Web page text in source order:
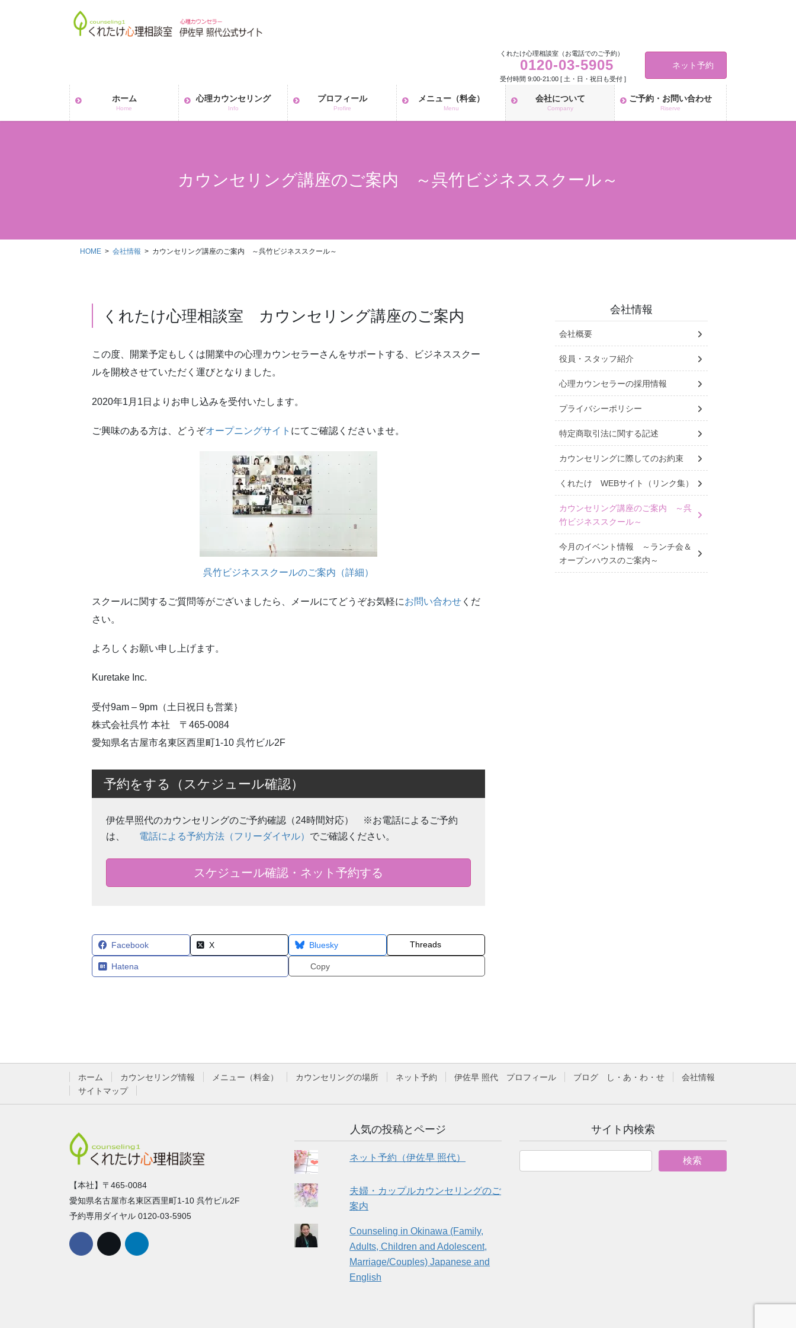
ッ
移
くれたけ心理相談室（お電話でのご予約）
0120-03-5905
受付時間 9:00-21:00 [ 土・日・祝日も受付 ]
ネット予約
ホーム
Home
心理カウンセリング
Info
プロフィール
Profire
メニュー（料金）
Menu
会社について
Company
ご予約・お問い合わせ
Riserve
カウンセリング講座のご案内 ～呉竹ビジネススクール～
HOME 会社情報 カウンセリング講座のご案内 ～呉竹ビジネススクール～
くれたけ心理相談室 カウンセリング講座のご案内
この度、開業予定もしくは開業中の心理カウンセラーさんをサポートする、ビジネススクー
ルを開校させていただく運びとなりました。
2020年1月1日よりお申し込みを受付いたします。
ご興味のある方は、どうぞオープニングサイト にてご確認くださいませ。
呉竹ビジネススクールのご案内（詳細）
スクールに関するご質問等がございましたら、メールにてどうぞお気軽にお問い合わせ くだ
さい。
よろしくお願い申し上げます。
Kuretake Inc.
受付9am – 9pm（土日祝日も営業｝
株式会社呉竹 本社 〒465-0084
愛知県名古屋市名東区西里町1-10 呉竹ビル2F
予約をする（スケジュール確認）
伊佐早照代のカウンセリングのご予約確認（24時間対応） ※お電話によるご予約
は、
電話による予約方法（フリーダイヤル） でご確認ください。
スケジュール確認・ネット予約する
Facebook X Bluesky Threads
Hatena Copy
会社情報
会社概要
役員・スタッフ紹介
心理カウンセラーの採用情報
プライバシーポリシー
特定商取引法に関する記述
カウンセリングに際してのお約束
くれたけ WEBサイト（リンク集）
カウンセリング講座のご案内 ～呉
竹ビジネススクール～
今月のイベント情報 ～ランチ会＆
オープンハウスのご案内～
ホーム カウンセリング情報 メニュー（料金） カウンセリングの場所 ネット予約 伊佐早 照代 プロフィール ブログ し・あ・わ・せ
会社情報
サイトマップ
【本社】〒465-0084
愛知県名古屋市名東区西里町1-10 呉竹ビル2F
予約専用ダイヤル 0120-03-5905
人気の投稿とページ
ネット予約（伊佐早 照代）
夫婦・カップルカウンセリングのご
案内
Counseling in Okinawa (Family,
Adults, Children and Adolescent,
Marriage/Couples) Japanese and
English
サイト内検索